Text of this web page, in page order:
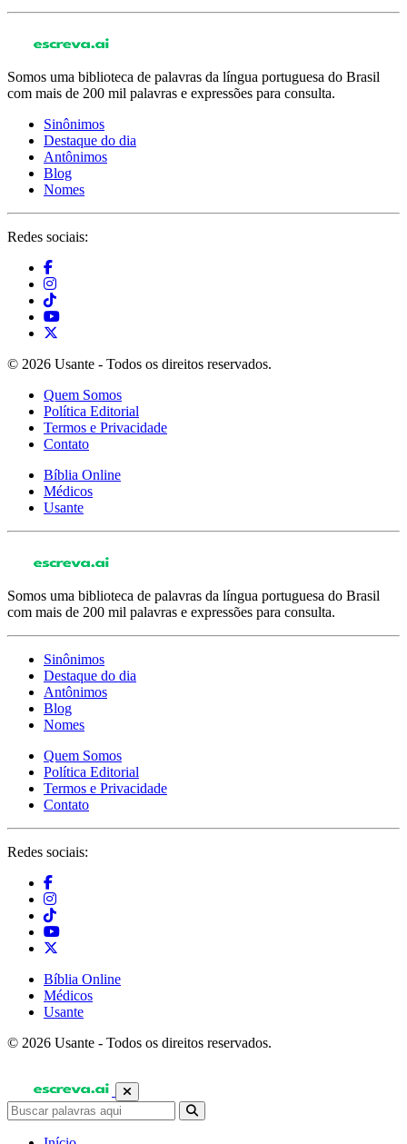
Somos uma biblioteca de palavras da língua portuguesa do Brasil
com mais de 200 mil palavras e expressões para consulta.
Sinônimos
Destaque do dia
Antônimos
Blog
Nomes
Redes sociais:
© 2026 Usante - Todos os direitos reservados.
Quem Somos
Política Editorial
Termos e Privacidade
Contato
Bíblia Online
Médicos
Usante
Somos uma biblioteca de palavras da língua portuguesa do Brasil
com mais de 200 mil palavras e expressões para consulta.
Sinônimos
Destaque do dia
Antônimos
Blog
Nomes
Quem Somos
Política Editorial
Termos e Privacidade
Contato
Redes sociais:
Bíblia Online
Médicos
Usante
© 2026 Usante - Todos os direitos reservados.